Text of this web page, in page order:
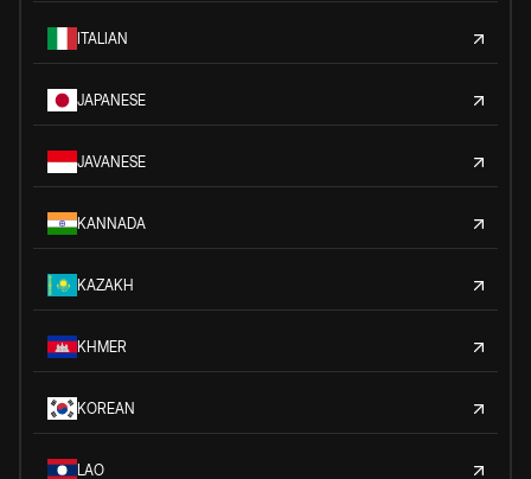
ITALIAN
JAPANESE
JAVANESE
KANNADA
KAZAKH
KHMER
KOREAN
LAO